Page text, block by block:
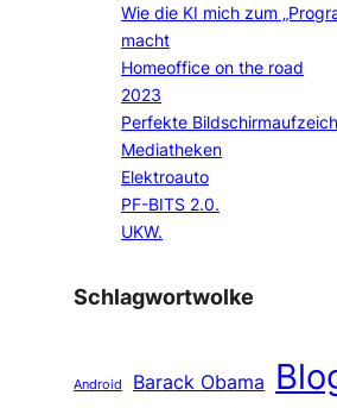
Wie die KI mich zum
macht
Homeoffice on the road
2023
Perfekte
Mediatheken
Elektroauto
PF-BITS 2.0.
UKW.
Schlagwortwolke
Android Barack Obama